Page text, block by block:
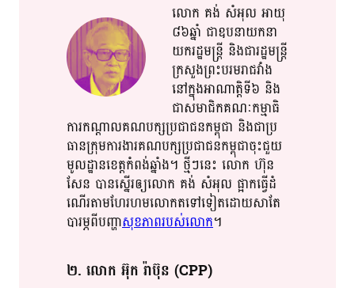
លោក​ គង់​ សំ​អុល​ អាយុ​​
៨៦ឆ្នាំ​ ជា​ឧបនាយក​​នា​​
យក​​​រដ្ឋមន្ត្រី​ និង​ជា​​រដ្ឋមន្រ្តី​
ក្រសួង​ព្រះបរមរាជវាំង​
នៅ​​​ក្នុង​អាណា​ត្តិ​ទី៦​ និង​
ជាស​មា​ជិ​ក​គ​ណៈ​កម្មា​ធិ​​
ការ​​កណ្តាល​គណបក្ស​​ប្រជា​​ជន​​កម្ពុជា​​ ​និង​​​ជា​ប្រ​​
ធាន​​ក្រុមការងារ​គណបក្សប្រជាជន​កម្ពុជា​ចុះ​ជួយ​​
មូលដ្ឋាន​ខេត្ត​កំពង់ឆ្នាំង​។​ ថ្មី​ៗ​នេះ​ លោក​ ហ៊ុន​
សែន​ បាន​ស្នើរ​ឲ្យ​​លោក​​ គង់​ សំ​អុល​ ផ្អាក​​ធ្វើ​​ដំ​​
ណើរ​តាម​ហែរ​​ហម​​លោក​តទៅទៀត​ដោយសា​តែ​
បារម្ភ​​ពី​បញ្ហា​​​សុខភាព​​របស់​លោក​។​​
២​. លោក​ អ៊ុ​ក​ រ៉ា​ប៊ុ​ន​​ (CPP)